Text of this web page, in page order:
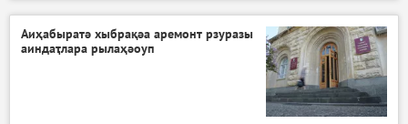
Аиҳабыратә хыбрақәа аремонт рзуразы
аиндаҭлара рылаҳәоуп